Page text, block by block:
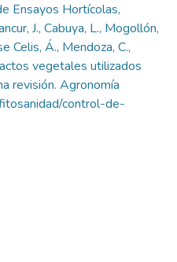
Ensayos Hortícolas,
J., Cabuya, L., Mogollón,
Celis, Á., Mendoza, C.,
vegetales utilizados
revisión. Agronomía
control-de-